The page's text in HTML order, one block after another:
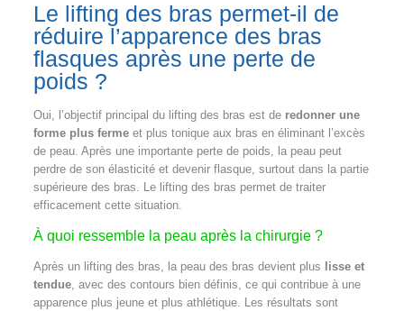
Le lifting des bras permet-il de
réduire l’apparence des bras
flasques après une perte de
poids ?
Oui, l’objectif principal du lifting des bras est de redonner une
forme plus fermeet plus tonique aux bras en éliminant l’excès
de peau. Après une importante perte de poids, la peau peut
perdre de son élasticité et devenir flasque, surtout dans la partie
supérieure des bras. Le lifting des bras permet de traiter
efficacement cette situation.
À quoi ressemble la peau après la chirurgie ?
Après un lifting des bras, la peau des bras devient plus
lisse et
tendue, avec des contours bien définis, ce qui contribue à une
apparence plus jeune et plus athlétique. Les résultats sont